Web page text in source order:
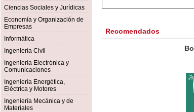
Ciencias Sociales y Jurídicas
Economía y Organización de
Empresas
Informática
Ingeniería Civil
Ingeniería Electrónica y
Comunicaciones
Ingeniería Energética,
Eléctrica y Motores
Ingeniería Mecánica y de
Materiales
Recomendados
Botánica Agroalimentaria